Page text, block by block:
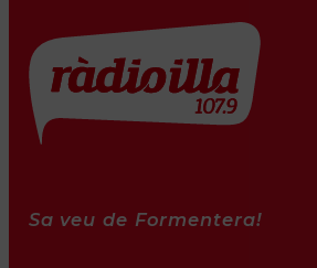
Sa veu de Formentera!